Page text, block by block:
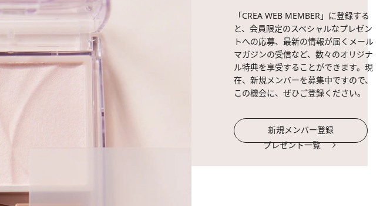
「CREA WEB MEMBER」に登録する
と、会員限定のスペシャルなプレゼン
トへの応募、最新の情報が届くメール
マガジンの受信など、数々のオリジナ
ル特典を享受することができます。現
在、新規メンバーを募集中ですので、
この機会に、ぜひご登録ください。
新規メンバー登録
プレゼント一覧